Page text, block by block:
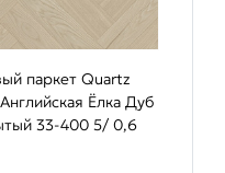
паркет Quartz
Ёлка Дуб
33-400 5/ 0,6